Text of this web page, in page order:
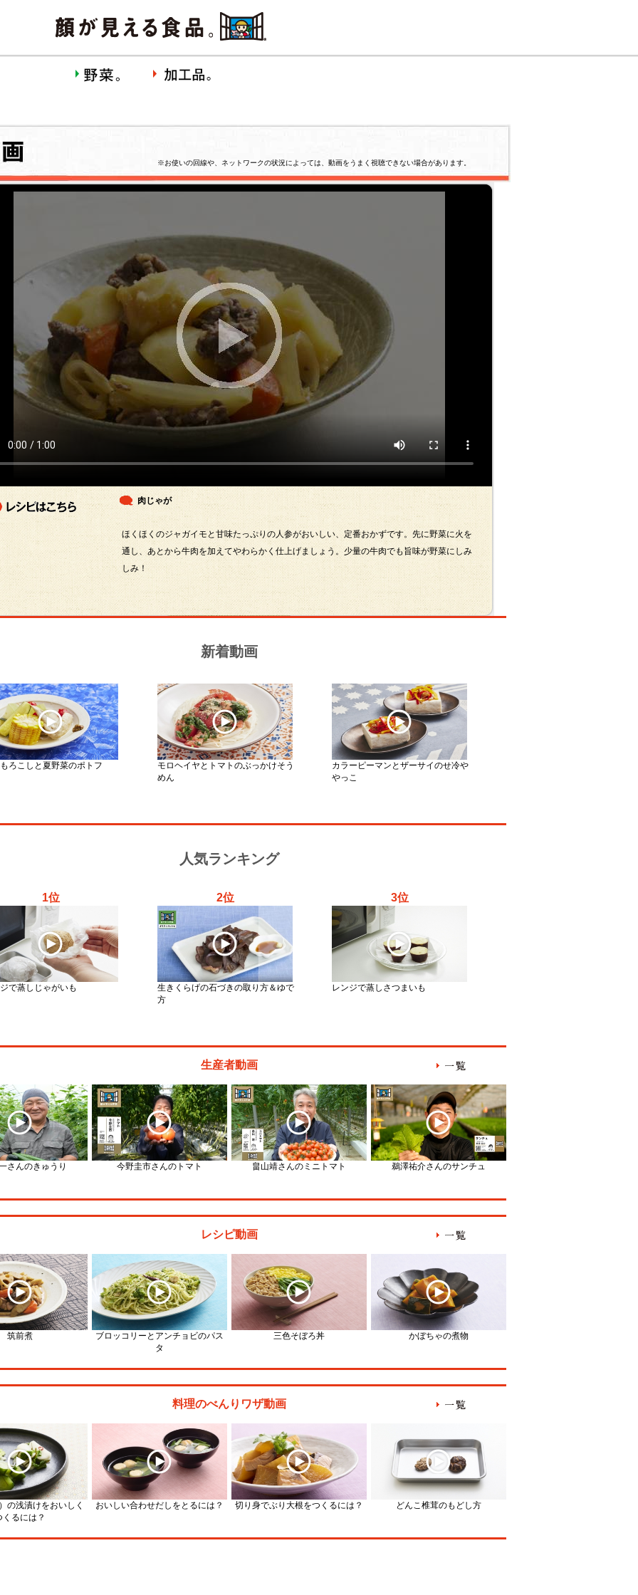
※お使いの回線や、ネットワークの状況によっては、動画をうまく視聴できない場合があります。
肉じゃが
ほくほくのジャガイモと甘味たっぷりの人参がおいしい、定番おかずです。先に野菜に火を
通し、あとから牛肉を加えてやわらかく仕上げましょう。少量の牛肉でも旨味が野菜にしみ
しみ！
新着動画
ろこしと夏野菜のポトフ
モロヘイヤとトマトのぶっかけそう
めん
カラーピーマンとザーサイのせ冷や
やっこ
人気ランキング
1位
で蒸しじゃがいも
2位
生きくらげの石づきの取り方＆ゆで
方
3位
レンジで蒸しさつまいも
生産者動画
さんのきゅうり 今野圭市さんのトマト 畠山靖さんのミニトマト 鵜澤祐介さんのサンチュ
レシピ動画
筑前煮
ブロッコリーとアンチョビのパス
タ
三色そぼろ丼 かぼちゃの煮物
料理のべんりワザ動画
の浅漬けをおいしく
くるには？
おいしい合わせだしをとるには？ 切り身でぶり大根をつくるには？ どんこ椎茸のもどし方